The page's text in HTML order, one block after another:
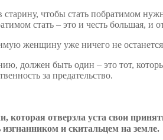
чтобы стать побратимом
стать – это и честь большая, и
женщину уже ничего не
должен быть один – это тот,
за предательство.
которая отверзла уста свои
и скитальцем на земле.